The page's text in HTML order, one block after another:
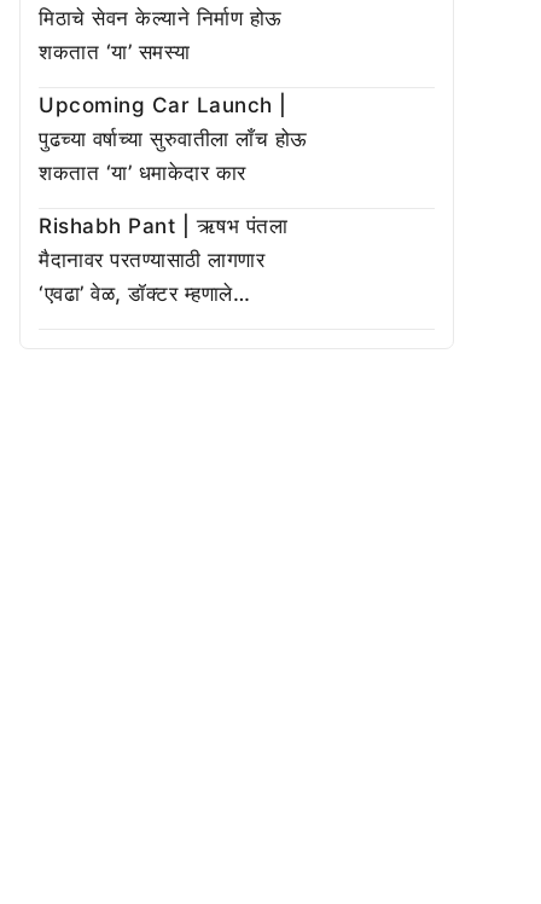
मिठाचे सेवन केल्याने निर्माण होऊ
शकतात ‘या’ समस्या
Upcoming Car Launch |
पुढच्या वर्षाच्या सुरुवातीला लाँच होऊ
शकतात ‘या’ धमाकेदार कार
Rishabh Pant | ऋषभ पंतला
मैदानावर परतण्यासाठी लागणार
‘एवढा’ वेळ, डॉक्टर म्हणाले…